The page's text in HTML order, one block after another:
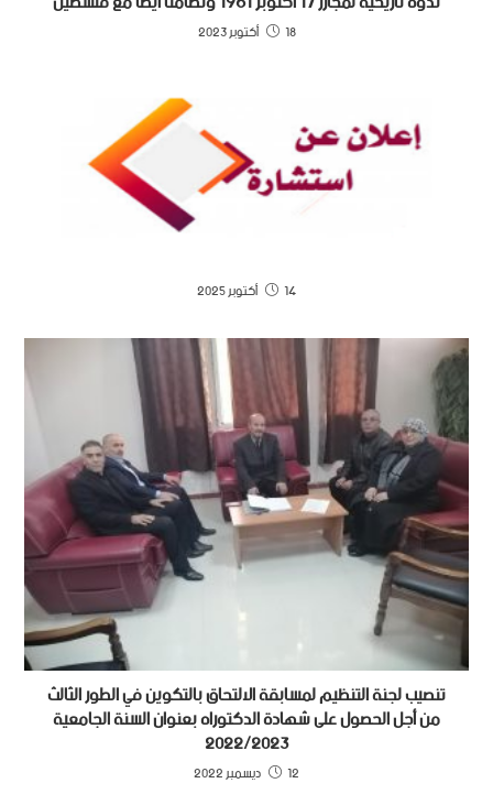
18 أكتوبر 2023
14 أكتوبر 2025
تنصيب لجنة التنظيم لمسابقة الالتحاق بالتكوين في الطور الثالث
من أجل الحصول على شهادة الدكتوراه بعنوان السنة الجامعية
2022/2023
12 ديسمبر 2022